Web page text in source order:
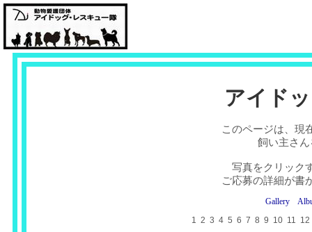
アイド
このページは、現
飼い主さ
写真をクリック
ご応募の詳細が書
Gallery
1 2 3 4 5 6 7 8 9 10 11 12